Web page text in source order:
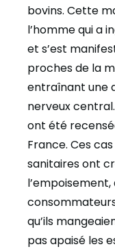
bovins. Cette
l’homme qui a
et s’est
proches de la
entraînant une
nerveux
ont été
France. Ces
sanitaires ont
qu’ils
pas apaisé les